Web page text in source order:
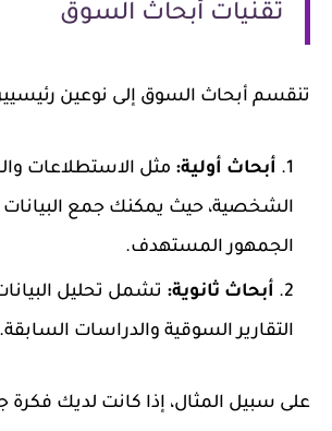
تقنيات أبحاث السوق
تنقسم أبحاث السوق إلى نوعين
أبحاث أولية: مثل الاستطلاعات
الشخصية، حيث يمكنك جمع
الجمهور المستهدف.
أبحاث ثانوية: تشمل تحليل
التقارير السوقية والدراسات السابقة.
على سبيل المثال، إذا كانت لديك فكرة